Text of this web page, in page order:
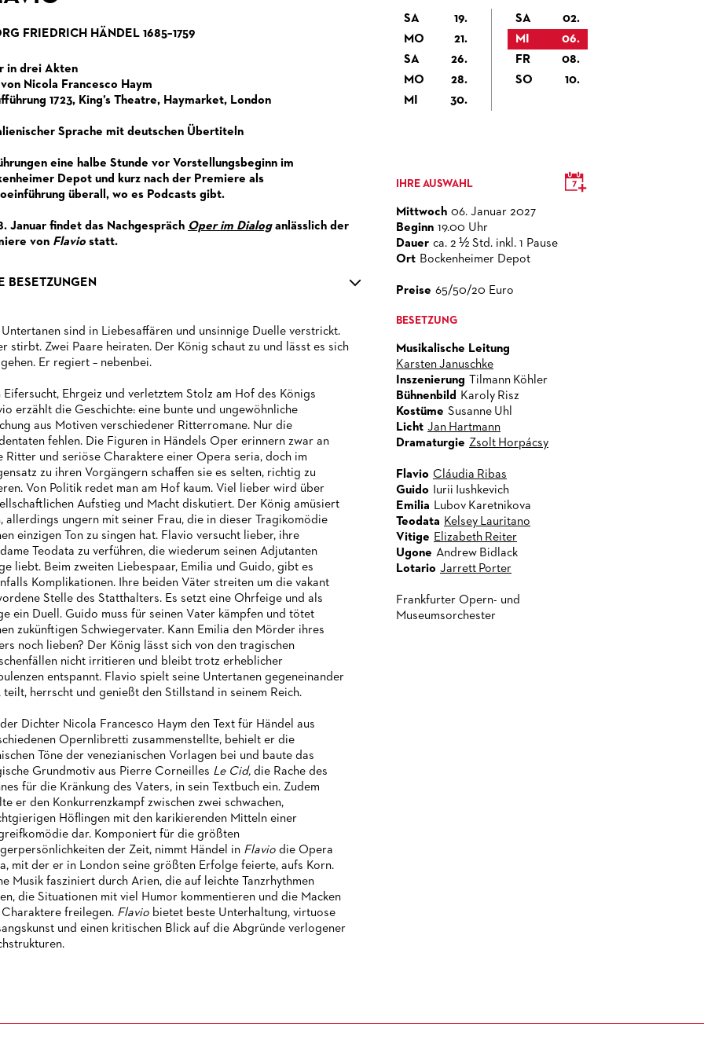
FRIEDRICH HÄNDEL 1685–1759
in drei Akten
Nicola Francesco Haym
1723, King’s Theatre, Haymarket, London
Sprache mit deutschen Übertiteln
eine halbe Stunde vor Vorstellungsbeginn im
Depot und kurz nach der Premiere als
überall, wo es Podcasts gibt.
Januar findet das Nachgespräch Oper im Dialoganlässlich der
von Flavio statt.
BESETZUNGEN
Untertanen sind in Liebesaffären und unsinnige Duelle verstrickt.
stirbt. Zwei Paare heiraten. Der König schaut zu und lässt es sich
Er regiert – nebenbei.
Eifersucht, Ehrgeiz und verletztem Stolz am Hof des Königs
erzählt die Geschichte: eine bunte und ungewöhnliche
aus Motiven verschiedener Ritterromane. Nur die
fehlen. Die Figuren in Händels Oper erinnern zwar an
Ritter und seriöse Charaktere einer Opera seria, doch im
zu ihren Vorgängern schaffen sie es selten, richtig zu
Von Politik redet man am Hof kaum. Viel lieber wird über
Aufstieg und Macht diskutiert. Der König amüsiert
allerdings ungern mit seiner Frau, die in dieser Tragikomödie
einzigen Ton zu singen hat. Flavio versucht lieber, ihre
Teodata zu verführen, die wiederum seinen Adjutanten
liebt. Beim zweiten Liebespaar, Emilia und Guido, gibt es
Komplikationen. Ihre beiden Väter streiten um die vakant
Stelle des Statthalters. Es setzt eine Ohrfeige und als
ein Duell. Guido muss für seinen Vater kämpfen und tötet
zukünftigen Schwiegervater. Kann Emilia den Mörder ihres
noch lieben? Der König lässt sich von den tragischen
nicht irritieren und bleibt trotz erheblicher
entspannt. Flavio spielt seine Untertanen gegeneinander
teilt, herrscht und genießt den Stillstand in seinem Reich.
Dichter Nicola Francesco Haym den Text für Händel aus
Opernlibretti zusammenstellte, behielt er die
Töne der venezianischen Vorlagen bei und baute das
Grundmotiv aus Pierre Corneilles Le Cid, die Rache des
für die Kränkung des Vaters, in sein Textbuch ein. Zudem
er den Konkurrenzkampf zwischen zwei schwachen,
Höflingen mit den karikierenden Mitteln einer
dar. Komponiert für die größten
der Zeit, nimmt Händel in Flavio die Opera
mit der er in London seine größten Erfolge feierte, aufs Korn.
Musik fasziniert durch Arien, die auf leichte Tanzrhythmen
die Situationen mit viel Humor kommentieren und die Macken
freilegen. Flavio bietet beste Unterhaltung, virtuose
und einen kritischen Blick auf die Abgründe verlogener
SA
19.
MO
21.
SA
26.
MO
28.
MI
30.
SA
02.
MI
06.
FR
08.
SO
10.
IHRE AUSWAHL
Mittwoch 06. Januar 2027
Beginn 19.00 Uhr
Dauer ca. 2 ½ Std. inkl. 1 Pause
Ort Bockenheimer Depot
Preise 65/50/20 Euro
BESETZUNG
Musikalische Leitung
Karsten Januschke
Inszenierung
Tilmann Köhler
Bühnenbild
Karoly Risz
Kostüme Susanne Uhl
Licht Jan Hartmann
Dramaturgie Zsolt Horpácsy
Flavio Cláudia Ribas
Guido
Iurii Iushkevich
Emilia Lubov Karetnikova
Teodata Kelsey Lauritano
Vitige Elizabeth Reiter
Ugone Andrew Bidlack
Lotario Jarrett Porter
Frankfurter Opern- und
Museumsorchester